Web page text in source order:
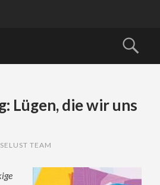
Lügen, die wir uns
TEAM